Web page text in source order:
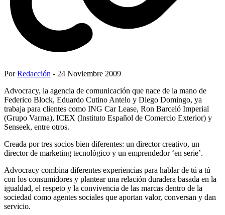
PorRedacción - 24 Noviembre 2009
Advocracy, la agencia de comunicación que nace de la mano de
Federico Block, Eduardo Cutino Antelo y Diego Domingo, ya
trabaja para clientes como ING Car Lease, Ron Barceló Imperial
(Grupo Varma), ICEX (Instituto Español de Comercio Exterior) y
Senseek, entre otros.
Creada por tres socios bien diferentes: un director creativo, un
director de marketing tecnológico y un emprendedor ‘en serie’.
Advocracy combina diferentes experiencias para hablar de tú a tú
con los consumidores y plantear una relación duradera basada en la
igualdad, el respeto y la convivencia de las marcas dentro de la
sociedad como agentes sociales que aportan valor, conversan y dan
servicio.